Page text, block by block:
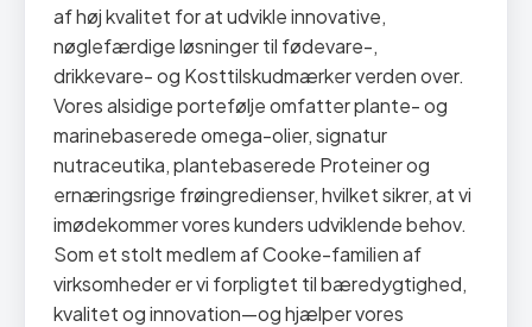
af høj kvalitet for at udvikle innovative,
nøglefærdige løsninger til fødevare-,
drikkevare- og Kosttilskudmærker verden over.
Vores alsidige portefølje omfatter plante- og
marinebaserede omega-olier, signatur
nutraceutika, plantebaserede Proteiner og
ernæringsrige frøingredienser, hvilket sikrer, at vi
imødekommer vores kunders udviklende behov.
Som et stolt medlem af Cooke-familien af
virksomheder er vi forpligtet til bæredygtighed,
kvalitet og innovation—og hjælper vores